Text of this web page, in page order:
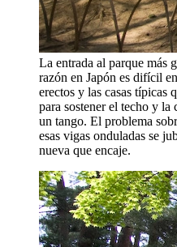
La entrada al parque más
razón en Japón es difícil
erectos y las casas típicas
para sostener el techo y la
un tango. El problema
esas vigas onduladas se
nueva que encaje.